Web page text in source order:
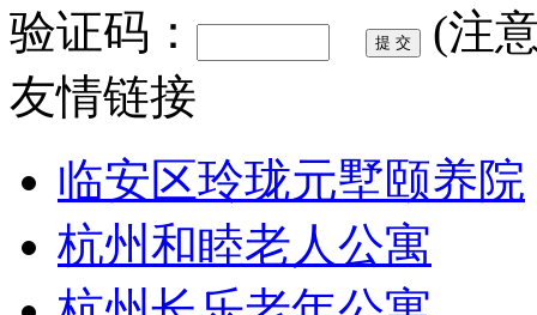
验证码：
(注
友情链接
临安区玲珑元墅颐养院
杭州和睦老人公寓